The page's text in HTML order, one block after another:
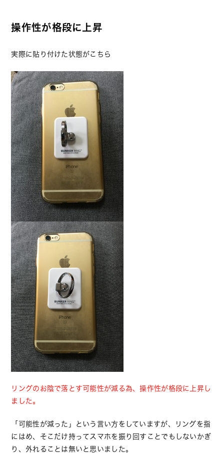
操作性が格段に上昇
実際に貼り付けた状態がこちら
リングのお陰で落とす可能性が減る為、操作性が格段に上昇し
ました。
「可能性が減った」という言い方をしていますが、リングを指
にはめ、そこだけ持ってスマホを振り回すことでもしないかぎ
り、外れることは無いと思いました。